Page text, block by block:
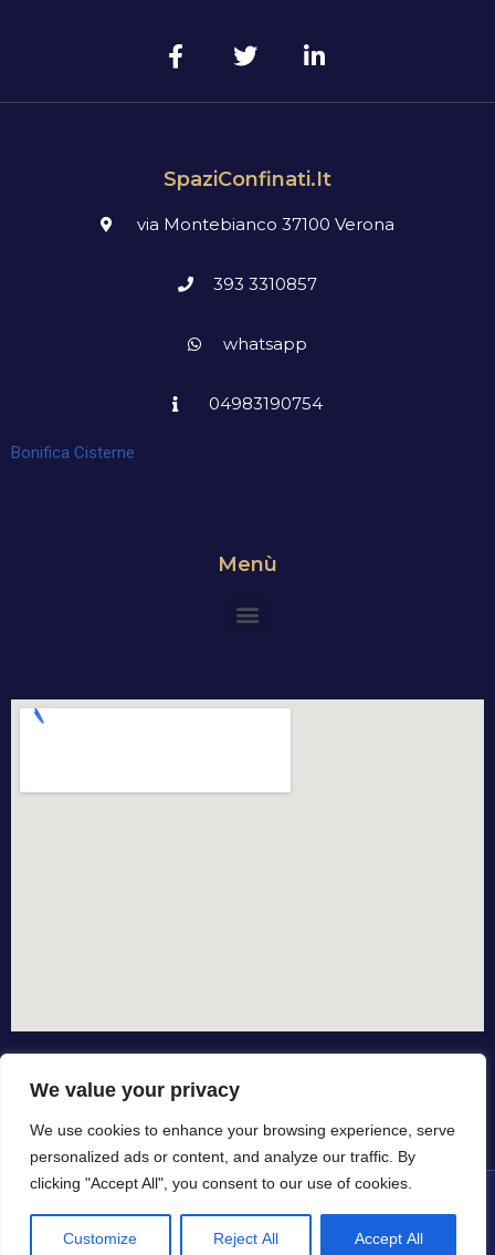
We value your privacy
We use cookies to enhance your browsing experience, serve
personalized ads or content, and analyze our traffic. By
clicking "Accept All", you consent to our use of cookies.
Customize Reject All Accept All
SpaziConfinati.it
via Montebianco 37100 Verona
393 3310857
whatsapp
04983190754
Bonifica Cisterne
Menù
© All rights reserved dal 2015
in collaborazione con by io-spurgo.it